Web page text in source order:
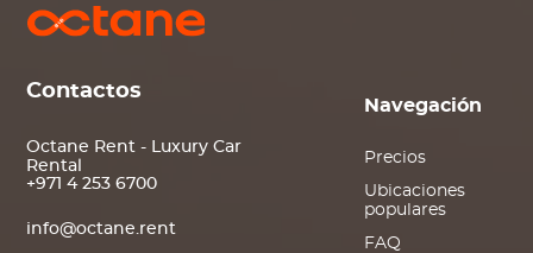
Contactos
Octane Rent - Luxury Car
Rental
+971 4 253 6700
info@octane.rent
Navegación
Precios
Ubicaciones
populares
FAQ